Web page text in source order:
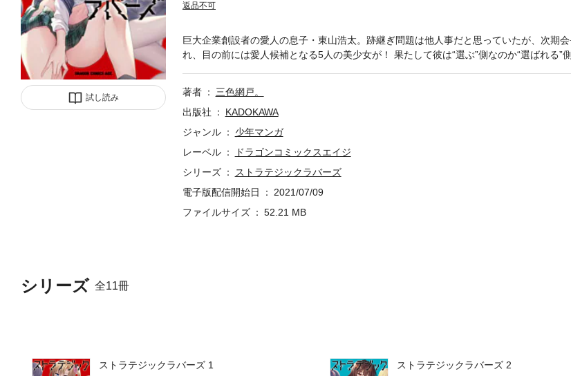
試し読み
返品不可
シリーズ 全11冊
ストラテジックラバーズ 1
ストラテジックラバーズ 2
巨大企業創設者の愛人の息子・東山浩太。跡継ぎ問題は他人事だと思っていたが、次期
れ、目の前には愛人候補となる5人の美少女が！ 果たして彼は“選ぶ”側なのか“選ばれる”
著者
三色網戸。
出版社
KADOKAWA
ジャンル
少年マンガ
レーベル
ドラゴンコミックスエイジ
シリーズ
ストラテジックラバーズ
電子版配信開始日
2021/07/09
ファイルサイズ
52.21 MB